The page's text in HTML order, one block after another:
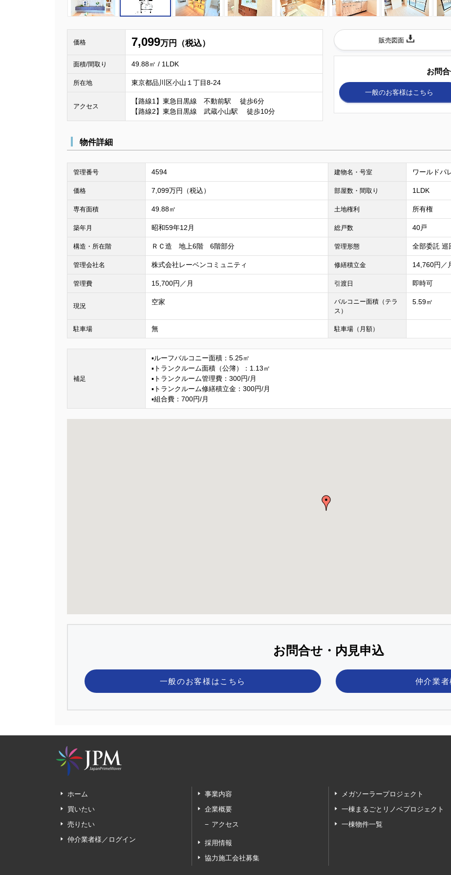
価格 7,099万円（税込）
面積/間取り 49.88㎡ / 1LDK
所在地 東京都品川区小山１丁目8-24
アクセス
【路線1】東急目黒線 不動前駅 徒歩6分
【路線2】東急目黒線 武蔵小山駅 徒歩10分
販売図面
お問
一般のお客様はこちら
物件詳細
管理番号 4594 建物名・号室 ワールドパ
価格 7,099万円（税込） 部屋数・間取り 1LDK
専有面積 49.88㎡ 土地権利 所有権
築年月 昭和59年12月 総戸数 40戸
構造・所在階 ＲＣ造 地上6階 6階部分 管理形態 全部委託 巡
管理会社名 株式会社レーベンコミュニティ 修繕積立金 14,760円／
管理費 15,700円／月 引渡日 即時可
現況
空家
バルコニー面積（テラ
ス）
5.59㎡
駐車場 無 駐車場（月額）
補足
▪ルーフバルコニー面積：5.25㎡
▪トランクルーム面積（公簿）：1.13㎡
▪トランクルーム管理費：300円/月
▪トランクルーム修繕積立金：300円/月
▪組合費：700円/月
お問合せ・内見申込
一般のお客様 はこちら 仲介業者
ホーム
買いたい
売りたい
仲介業者様／ログイン
事業内容
企業概要
アクセス
採用情報
協力施工会社募集
メガソーラープロジェクト
一棟まるごとリノベプロジェクト
一棟物件一覧